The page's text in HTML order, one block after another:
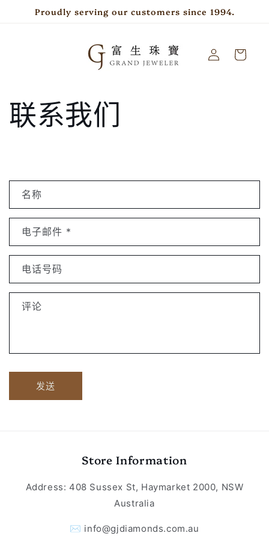
跳到内Proudly serving our customers since 1994.
登
录
物
联系我们
联
系
表
名称
电子邮件 *
电话号码
评论
发送
Store Information
Address: 408 Sussex St, Haymarket 2000, NSW
Australia
✉️ info@gjdiamonds.com.au